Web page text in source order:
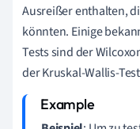
Ausreißer enthalten,
könnten. Einige
Tests sind der
der Kruskal-Wallis-